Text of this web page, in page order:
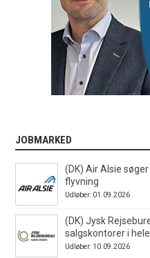
JOBMARKED
(DK) Air Alsie
flyvning
Udløber: 01.09.2026
(DK) Jysk
salgskontorer i
Udløber: 10.09.2026